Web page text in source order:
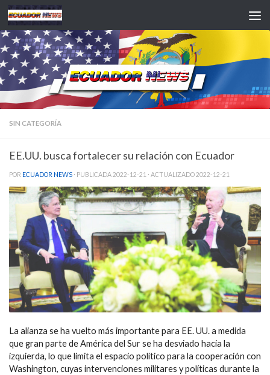
Saltar al contenido
SIN CATEGORÍA
EE.UU. busca fortalecer su relación con Ecuador
POR ECUADOR NEWS · PUBLICADA2022-12-21 · ACTUALIZADO2022-12-21
La alianza se ha vuelto más importante para EE. UU. a medida
que gran parte de América del Sur se ha desviado hacia la
izquierda, lo que limita el espacio político para la cooperación con
Washington, cuyas intervenciones militares y políticas durante la